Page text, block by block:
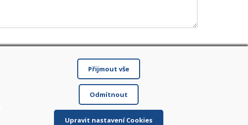
Přijmout vše
Odmítnout
Upravit nastavení Cookies